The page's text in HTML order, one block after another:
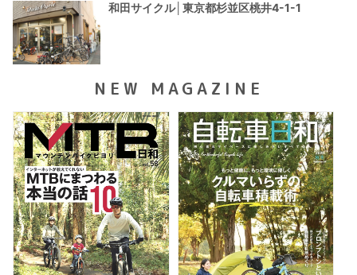
和田サイクル│東京都杉並区桃井4-1-1
NEW MAGAZINE